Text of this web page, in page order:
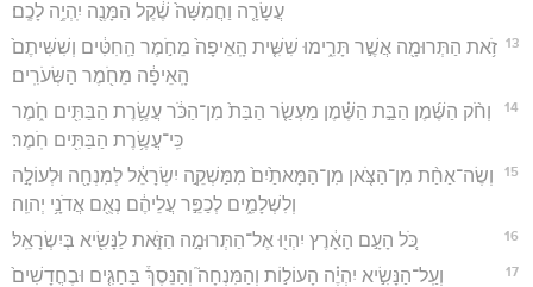
עֲשָׂרָ֤ה וַחֲמִשָּׁה֙ שֶׁ֔קֶל הַמָּנֶ֖ה יִֽהְיֶ֥ה לָכֶֽם׃
13 זֹ֥את הַתְּרוּמָ֖ה אֲשֶׁ֣ר תָּרִ֑ימוּ שִׁשִּׁ֤ית הָֽאֵיפָה֙ מֵחֹ֣מֶר הַֽחִטִּ֔ים וְשִׁשִּׁיתֶם֙
הָֽאֵיפָ֔ה מֵחֹ֖מֶר הַשְּׂעֹרִֽים׃
14
וְחֹ֨ק הַשֶּׁ֜מֶן הַבַּ֣ת הַשֶּׁ֗מֶן מַעְשַׂ֤ר הַבַּת֙ מִן־הַכֹּ֔ר עֲשֶׂ֥רֶת הַבַּתִּ֖ים חֹ֑מֶר
כִּֽי־עֲשֶׂ֥רֶת הַבַּתִּ֖ים חֹֽמֶר׃
15
וְשֶׂה־אַחַ֨ת מִן־הַצֹּ֤אן מִן־הַמָּאתַ֙יִם֙ מִמַּשְׁקֵ֣ה יִשְׂרָאֵ֔ל לְמִנְחָ֖ה וּלְעוֹלָ֣ה
וְלִשְׁלָמִ֑ים לְכַפֵּ֣ר עֲלֵיהֶ֔ם נְאֻ֖ם אֲדֹנָ֥י יְהוִֽה׃
16 כֹּ֚ל הָעָ֣ם הָאָ֔רֶץ יִהְי֖וּ אֶל־הַתְּרוּמָ֣ה הַזֹּ֑את לַנָּשִׂ֖יא בְּיִשְׂרָאֵֽל׃
17
וְעַֽל־הַנָּשִׂ֣יא יִהְיֶ֗ה הָעוֹל֣וֹת וְהַמִּנְחָה֮ וְהַנֵּסֶךְ֒ בַּחַגִּ֤ים וּבֶחֳדָשִׁים֙